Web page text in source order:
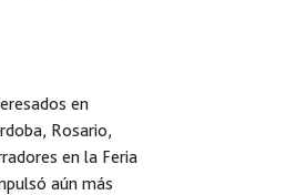
en
Rosario,
en la Feria
aún más